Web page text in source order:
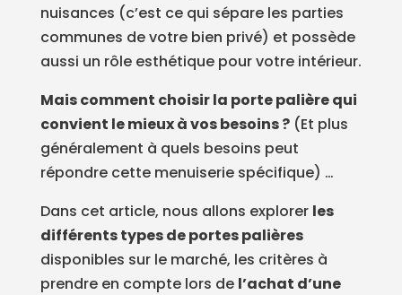
nuisances (c’est ce qui sépare les parties
communes de votre bien privé) et possède
aussi un rôle esthétique pour votre intérieur.
Mais comment choisir la porte palière qui
convient le mieux à vos besoins ?(Et plus
généralement à quels besoins peut
répondre cette menuiserie spécifique) …
Dans cet article, nous allons explorer les
différents types de portes palières
disponibles sur le marché, les critères à
prendre en compte lors de l’achat d’une